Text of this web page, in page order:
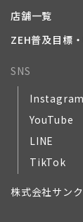
店舗一覧
ZEH普及目標
SNS
Instagram
YouTube
LINE
TikTok
株式会社サン